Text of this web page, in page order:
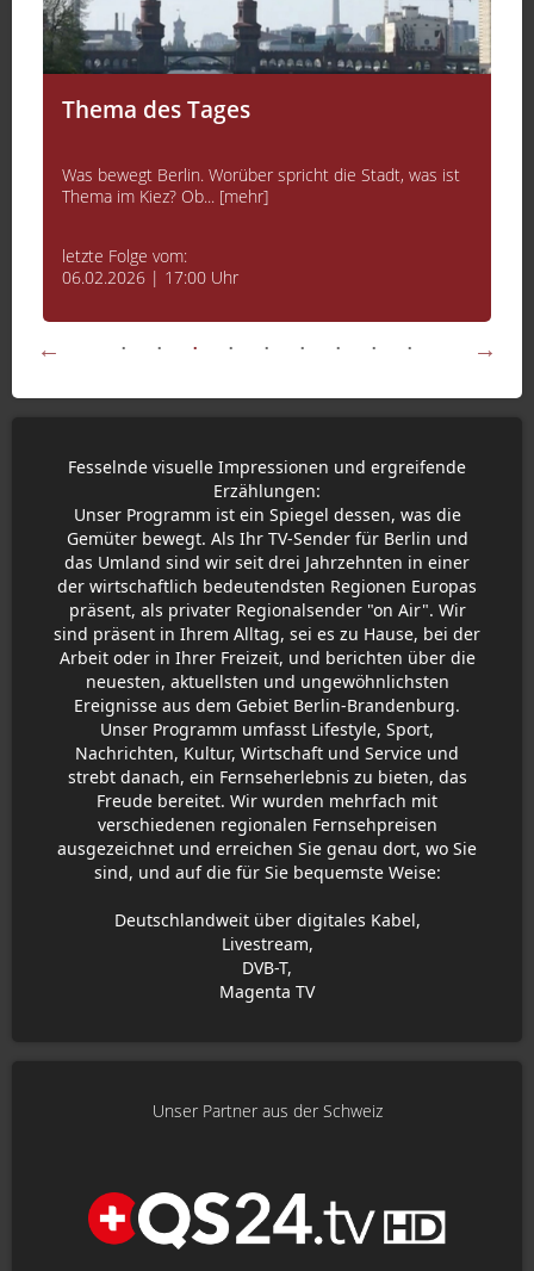
Thema des Tages
Was bewegt Berlin. Worüber spricht die Stadt, was ist
Thema im Kiez? Ob... [mehr]
letzte Folge vom:
06.02.2026 | 17:00 Uhr
Fesselnde visuelle Impressionen und ergreifende
Erzählungen:
Unser Programm ist ein Spiegel dessen, was die
Gemüter bewegt. Als Ihr TV-Sender für Berlin und
das Umland sind wir seit drei Jahrzehnten in einer
der wirtschaftlich bedeutendsten Regionen Europas
präsent, als privater Regionalsender "on Air". Wir
sind präsent in Ihrem Alltag, sei es zu Hause, bei der
Arbeit oder in Ihrer Freizeit, und berichten über die
neuesten, aktuellsten und ungewöhnlichsten
Ereignisse aus dem Gebiet Berlin-Brandenburg.
Unser Programm umfasst Lifestyle, Sport,
Nachrichten, Kultur, Wirtschaft und Service und
strebt danach, ein Fernseherlebnis zu bieten, das
Freude bereitet. Wir wurden mehrfach mit
verschiedenen regionalen Fernsehpreisen
ausgezeichnet und erreichen Sie genau dort, wo Sie
sind, und auf die für Sie bequemste Weise:
Deutschlandweit über digitales Kabel,
Livestream,
DVB-T,
Magenta TV
Unser Partner aus der Schweiz